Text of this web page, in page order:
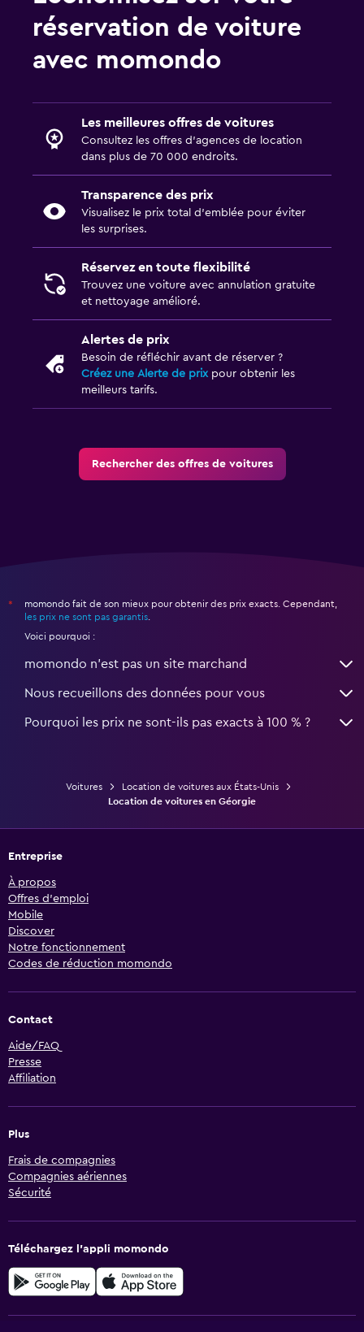
réservation de voiture
avec momondo
Les meilleures offres de voitures
Consultez les offres d’agences de location
dans plus de 70 000 endroits.
Transparence des prix
Visualisez le prix total d’emblée pour éviter
les surprises.
Réservez en toute flexibilité
Trouvez une voiture avec annulation gratuite
et nettoyage amélioré.
Alertes de prix
Besoin de réfléchir avant de réserver ?
Créez une Alerte de prixpour obtenir les
meilleurs tarifs.
Rechercher des offres de voitures
*
momondo fait de son mieux pour obtenir des prix exacts. Cependant,
les prix ne sont pas garantis.
Voici pourquoi :
momondo n'est pas un site marchand
Nous recueillons des données pour vous
Pourquoi les prix ne sont-ils pas exacts à 100 % ?
Voitures
Location de voitures aux États-Unis
Location de voitures en Géorgie
Entreprise
À propos
Offres d’emploi
Mobile
Discover
Notre fonctionnement
Codes de réduction momondo
Contact
Aide/FAQ
Presse
Affiliation
Plus
Frais de compagnies
Compagnies aériennes
Sécurité
Téléchargez l’appli momondo